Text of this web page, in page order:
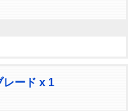
レード x 1